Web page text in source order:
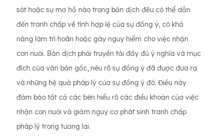
sót hoặc sự mơ hồ nào trong bản dịch đều có thể dẫn
đến tranh chấp về tính hợp lệ của sự đồng ý, có khả
năng làm trì hoãn hoặc gây nguy hiểm cho việc nhận
con nuôi. Bản dịch phải truyền tải đầy đủ ý nghĩa và mục
đích của văn bản gốc, nêu rõ sự đồng ý đã được đưa ra
và những hệ quả pháp lý của sự đồng ý đó. Điều này
đảm bảo tất cả các bên hiểu rõ các điều khoản của việc
nhận con nuôi và giảm nguy cơ phát sinh tranh chấp
pháp lý trong tương lai.